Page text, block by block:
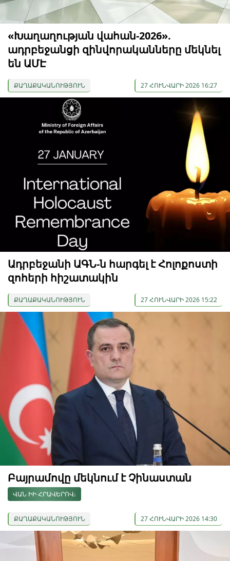
«Խաղաղության վահան-2026».
ադրբեջանցի զինվորականները մեկնել
են ԱՄԷ
ՔԱՂԱՔԱԿԱՆՈՒԹՅՈՒՆ 27 ՀՈՒՆՎԱՐԻ 2026 16:27
Ադրբեջանի ԱԳՆ-ն հարգել է Հոլոքոստի
զոհերի հիշատակին
ՔԱՂԱՔԱԿԱՆՈՒԹՅՈՒՆ 27 ՀՈՒՆՎԱՐԻ 2026 15:22
Բայրամովը մեկնում է Չինաստան
ՎԱՆ ԻԻ ՀՐԱՎԵՐՈՎ։
ՔԱՂԱՔԱԿԱՆՈՒԹՅՈՒՆ 27 ՀՈՒՆՎԱՐԻ 2026 14:30